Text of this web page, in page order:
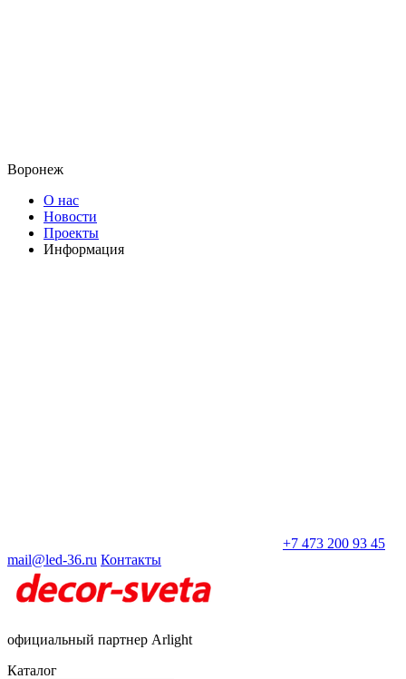
Воронеж
О нас
Новости
Проекты
Информация
+7 473 200 93 45
mail@led-36.ru Контакты
официальный партнер Arlight
Каталог